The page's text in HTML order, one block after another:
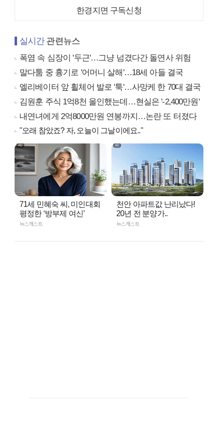
한경지면 구독신청
실시간관련뉴스
폭염 속 심장이 '두근'…그냥 넘겼다간 돌연사 위험
말다툼 중 흉기로 '어머니 살해'…18세 아들 결국
엘리베이터 앞 휠체어 발로 '툭'…사망케 한 70대 결국
김원훈 주식 1억8천 올인했는데…현실은 '-2,400만원'
내연녀에게 2억8000만원 연봉까지…논란 또 터졌다
"오래 참았죠? 자, 오늘이 그날이에요.."
71세 민혜숙 씨, 미인대회
평정한 ‘방부제 여신’
뉴스캐스트
천안 아파트값 난리났다!
20년 전 분양가..
뉴스캐스트